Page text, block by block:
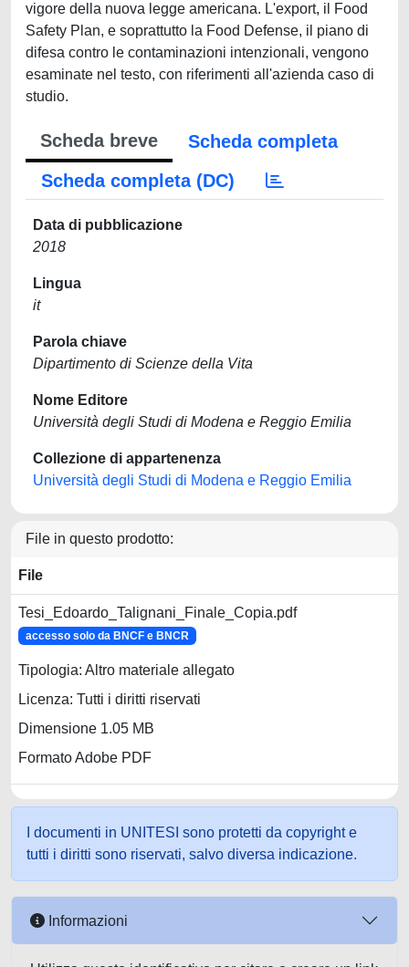
vigore della nuova legge americana. L'export, il Food
Safety Plan, e soprattutto la Food Defense, il piano di
difesa contro le contaminazioni intenzionali, vengono
esaminate nel testo, con riferimenti all'azienda caso di
studio.
Scheda breve
Scheda completa
Scheda completa (DC)
Data di pubblicazione
2018
Lingua
it
Parola chiave
Dipartimento di Scienze della Vita
Nome Editore
Università degli Studi di Modena e Reggio Emilia
Collezione di appartenenza
Università degli Studi di Modena e Reggio Emilia
File in questo prodotto:
File
Tesi_Edoardo_Talignani_Finale_Copia.pdf
accesso solo da BNCF e BNCR
Tipologia: Altro materiale allegato
Licenza: Tutti i diritti riservati
Dimensione 1.05 MB
Formato Adobe PDF
I documenti in UNITESI sono protetti da copyright e
tutti i diritti sono riservati, salvo diversa indicazione.
Informazioni